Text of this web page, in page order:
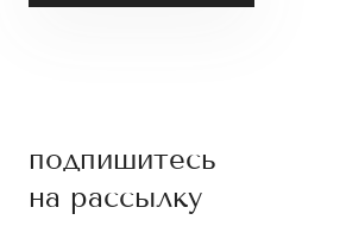
подпишитесь
на рассылку